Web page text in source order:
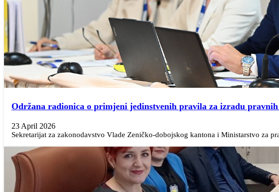
Održana radionica o primjeni jedinstvenih pravila za izradu
23 April 2026
Sekretarijat za zakonodavstvo Vlade Zeničko-dobojskog kantona i Ministarstvo za